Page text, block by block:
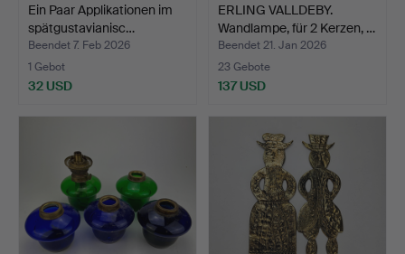
Ein Paar Applikationen im
spätgustavianisc…
Beendet 7. Feb 2026
1 Gebot
32 USD
ERLING VALLDEBY.
Wandlampe, für 2 Kerzen, …
Beendet 21. Jan 2026
23 Gebote
137 USD